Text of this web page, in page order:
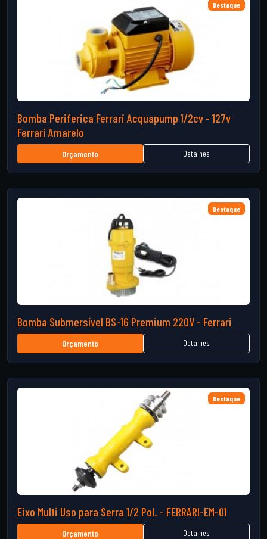
Destaque
Bomba Periferica Ferrari Acquapump 1/2cv - 127v
Ferrari Amarelo
Orçamento Detalhes
Destaque
Bomba Submersível BS-16 Premium 220V - Ferrari
Orçamento Detalhes
Destaque
Eixo Multi Uso para Serra 1/2 Pol. - FERRARI-EM-01
Orçamento Detalhes